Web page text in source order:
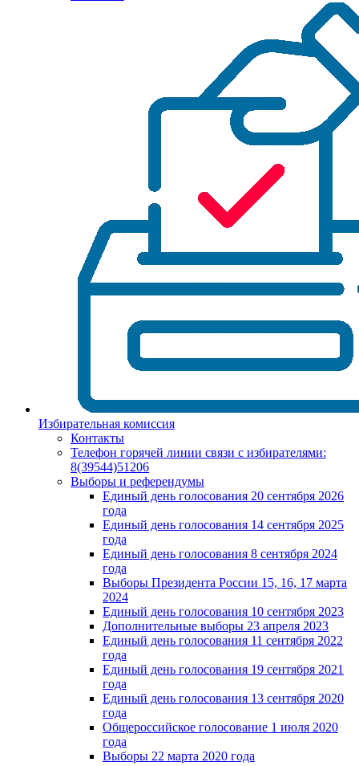
Избирательная комиссия
Контакты
Телефон горячей линии связи с избирателями:
8(39544)51206
Выборы и референдумы
Единый день голосования 20 сентября 2026
года
Единый день голосования 14 сентября 2025
года
Единый день голосования 8 сентября 2024
года
Выборы Президента России 15, 16, 17 марта
2024
Единый день голосования 10 сентября 2023
Дополнительные выборы 23 апреля 2023
Единый день голосования 11 сентября 2022
года
Единый день голосования 19 сентября 2021
года
Единый день голосования 13 сентября 2020
года
Общероссийское голосование 1 июля 2020
года
Выборы 22 марта 2020 года